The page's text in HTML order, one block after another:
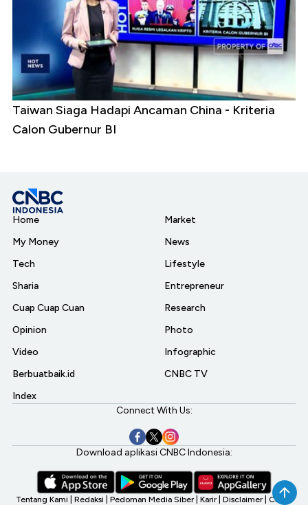
Taiwan Siaga Hadapi Ancaman China - Kriteria
Calon Gubernur BI
Home
My Money
Tech
Sharia
Cuap Cuap Cuan
Opinion
Video
Berbuatbaik.id
Index
Market
News
Lifestyle
Entrepreneur
Research
Photo
Infographic
CNBC TV
Connect With Us:
Download aplikasi CNBC Indonesia:
Tentang Kami Redaksi Pedoman Media Siber Karir Disclaimer CNBC